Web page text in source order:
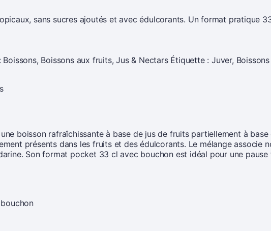
sans sucres ajoutés et avec édulcorants. Un format pratique
Boissons, Boissons aux fruits,Jus & Nectars Étiquette :Juver, Boissons
boisson rafraîchissante à base de jus de fruits partiellement à
présents dans les fruits et des édulcorants. Le mélange associe
Son format pocket 33 cl avec bouchon est idéal pour une pause